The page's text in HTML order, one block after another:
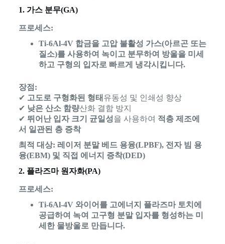
1. 가스 분무(GA)
프로세스:
Ti-6Al-4V 합금을 고압 불활성 가스(아르곤 또는
질소)를 사용하여 녹이고 분무하여 방울을 미세
하고 구형의 입자로 빠르게 냉각시킵니다.
장점:
✔ 고도로 구형화된 형태 유동성 및 인쇄성 향상
✔ 낮은 산소 함량산화 결함 방지
✔ 뛰어난 입자 크기 균일성을 사용하여 적층 제조에
서 일관된 층 증착
최적 대상: 레이저 분말 베드 용융(LPBF), 전자 빔 용
융(EBM) 및 직접 에너지 증착(DED)
2. 플라즈마 원자화(PA)
프로세스:
Ti-6Al-4V 와이어를 고에너지 플라즈마 토치에
공급하여 녹여 고구형 분말 입자를 형성하는 미
세한 물방울로 만듭니다.